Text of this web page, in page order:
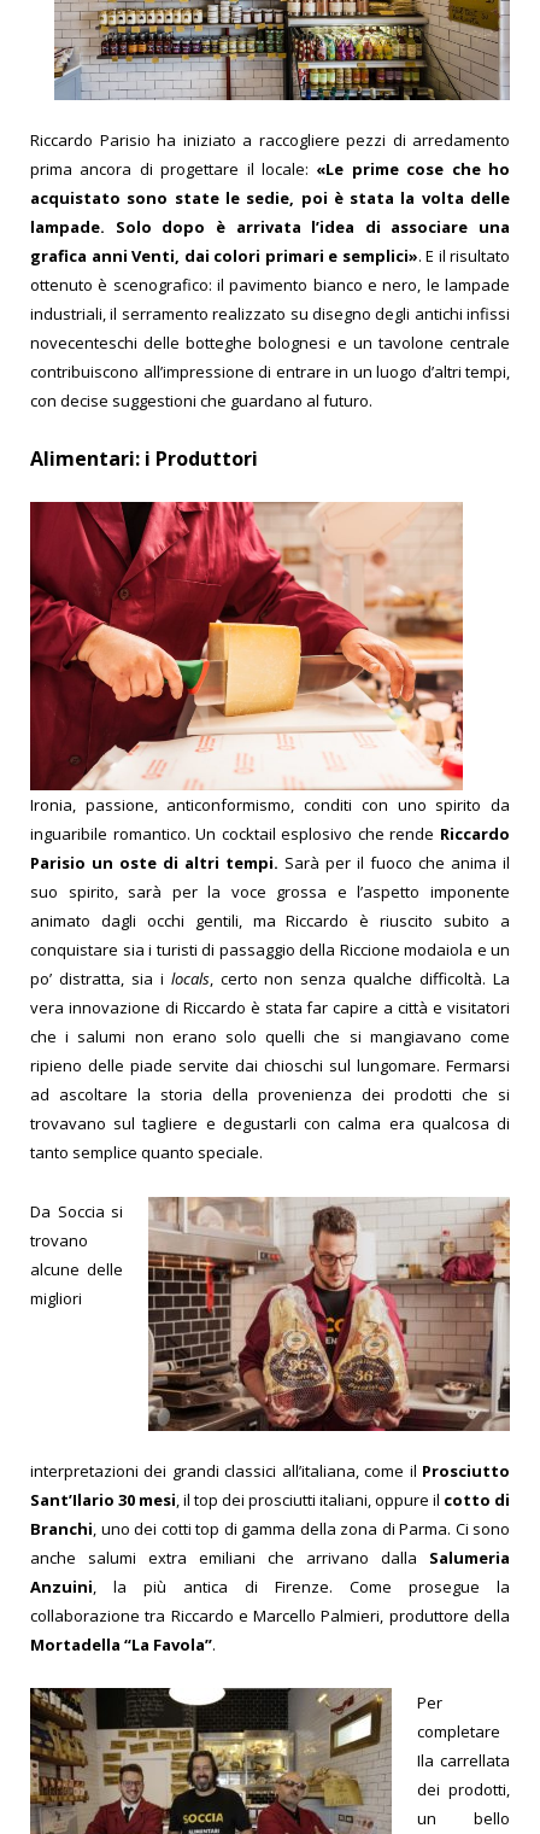
Riccardo Parisio ha iniziato a raccogliere pezzi di arredamento
prima ancora di progettare il locale: «Le prime cose che ho
acquistato sono state le sedie, poi è stata la volta delle
lampade. Solo dopo è arrivata l’idea di associare una
grafica anni Venti, dai colori primari e semplici». E il risultato
ottenuto è scenografico: il pavimento bianco e nero, le lampade
industriali, il serramento realizzato su disegno degli antichi infissi
novecenteschi delle botteghe bolognesi e un tavolone centrale
contribuiscono all’impressione di entrare in un luogo d’altri tempi,
con decise suggestioni che guardano al futuro.
Alimentari: i Produttori
Ironia, passione, anticonformismo, conditi con uno spirito da
inguaribile romantico. Un cocktail esplosivo che rende Riccardo
Parisio un oste di altri tempi. Sarà per il fuoco che anima il
suo spirito, sarà per la voce grossa e l’aspetto imponente
animato dagli occhi gentili, ma Riccardo è riuscito subito a
conquistare sia i turisti di passaggio della Riccione modaiola e un
po’ distratta, sia i locals, certo non senza qualche difficoltà. La
vera innovazione di Riccardo è stata far capire a città e visitatori
che i salumi non erano solo quelli che si mangiavano come
ripieno delle piade servite dai chioschi sul lungomare. Fermarsi
ad ascoltare la storia della provenienza dei prodotti che si
trovavano sul tagliere e degustarli con calma era qualcosa di
tanto semplice quanto speciale.
Da Soccia si
trovano
alcune delle
migliori
interpretazioni dei grandi classici all’italiana, come il Prosciutto
Sant’Ilario 30 mesi, il top dei prosciutti italiani, oppure il cotto di
Branchi, uno dei cotti top di gamma della zona di Parma. Ci sono
anche salumi extra emiliani che arrivano dalla Salumeria
Anzuini, la più antica di Firenze. Come prosegue la
collaborazione tra Riccardo e Marcello Palmieri, produttore della
Mortadella “La Favola”.
Per
completare
Ila carrellata
dei prodotti,
un bello